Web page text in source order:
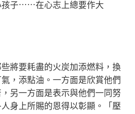
孩子⋯⋯在心志上總要作大
要耗盡的火炭加添燃料，換
，添點油。一方面是欣賞他們
另一方面是表示與他們一同努
身上所賜的恩得以彰顯。「壓